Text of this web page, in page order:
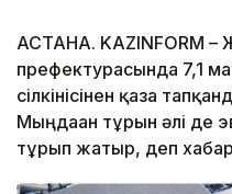
АСТАНА. KAZINFORM –
префектурасында 7,1
сілкінісінен қаза
Мыңдаған тұрғын әлі де
тұрып жатыр, деп